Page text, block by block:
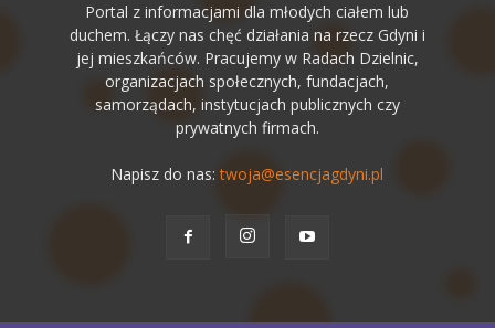
Portal z informacjami dla młodych ciałem lub
duchem. Łączy nas chęć działania na rzecz Gdyni i
jej mieszkańców. Pracujemy w Radach Dzielnic,
organizacjach społecznych, fundacjach,
samorządach, instytucjach publicznych czy
prywatnych firmach.
Napisz do nas:twoja@esencjagdyni.pl